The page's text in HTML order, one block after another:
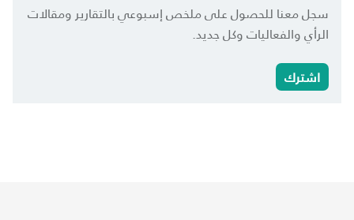
سجل معنا للحصول على ملخص إسبوعي بالتقارير ومقالات
الرأي والفعاليات وكل جديد.
اشترك